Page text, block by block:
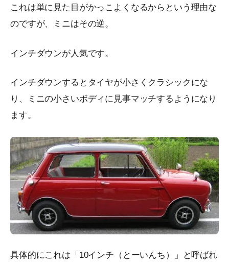
これは単に見た目がかっこよくなるからという理由な
のですが、ミニはその逆。
インチダウンが人気です。
インチダウンするとタイヤが小さくクラシックにな
り、ミニの小さいボディに見事マッチするようになり
ます。
具体的にこれは「10インチ（とーいんち）」と呼ばれ